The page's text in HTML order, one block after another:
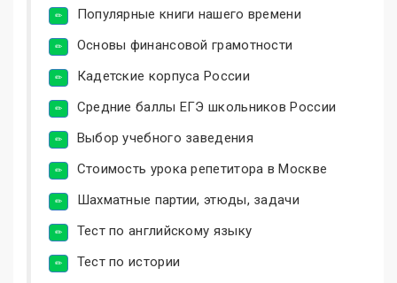
Популярные книги нашего времени
Основы финансовой грамотности
Кадетские корпуса России
Средние баллы ЕГЭ школьников России
Выбор учебного заведения
Стоимость урока репетитора в Москве
Шахматные партии, этюды, задачи
Тест по английскому языку
Тест по истории